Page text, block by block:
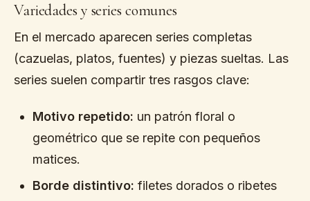
Variedades y series comunes
En el mercado aparecen series completas
(cazuelas, platos, fuentes) y piezas sueltas. Las
series suelen compartir tres rasgos clave:
Motivo repetido: un patrón floral o
geométrico que se repite con pequeños
matices.
Borde distintivo: filetes dorados o ribetes